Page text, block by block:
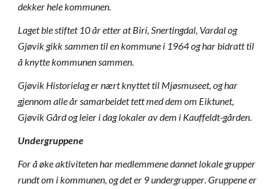
dekker hele kommunen.
Laget ble stiftet 10 år etter at Biri, Snertingdal, Vardal og
Gjøvik gikk sammen til en kommune i 1964 og har bidratt til
å knytte kommunen sammen.
Gjøvik Historielag er nært knyttet til Mjøsmuseet, og har
gjennom alle år samarbeidet tett med dem om Eiktunet,
Gjøvik Gård og leier i dag lokaler av dem i Kauffeldt-gården.
Undergruppene
For å øke aktiviteten har medlemmene dannet lokale grupper
rundt om i kommunen, og det er 9 undergrupper. Gruppene er